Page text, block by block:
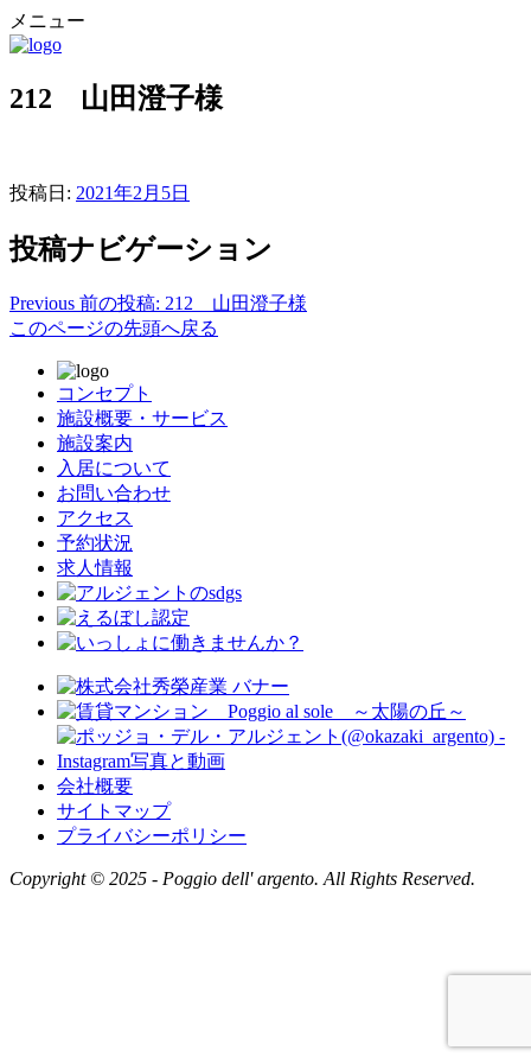
メニュー
212 山田澄子様
投稿日: 2021年2月5日
投稿ナビゲーション
Previous 前の投稿: 212 山田澄子様
このページの先頭へ戻る
コンセプト
施設概要・サービス
施設案内
入居について
お問い合わせ
アクセス
予約状況
求人情報
会社概要
サイトマップ
プライバシーポリシー
Copyright © 2025 - Poggio dell' argento. All Rights Reserved.